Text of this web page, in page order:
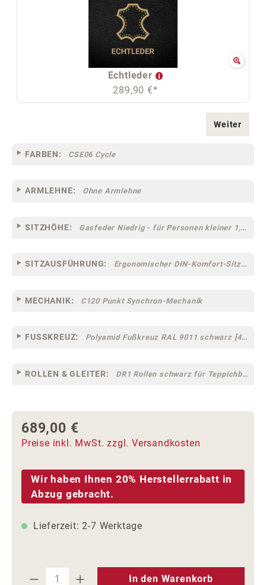
Echtleder
289,90 €*
Weiter
FARBEN: CSE06 Cycle
ARMLEHNE: Ohne Armlehne
SITZHÖHE: Gasfeder Niedrig - für Personen kleiner 1,60 m
SITZAUSFÜHRUNG: Ergonomischer DIN-Komfort-Sitz [75]
MECHANIK: C120 Punkt Synchron-Mechanik
FUSSKREUZ: Polyamid Fußkreuz RAL 9011 schwarz [44]
ROLLEN & GLEITER: DR1 Rollen schwarz für Teppichböden [10]
Regulärer Preis:
689,00 €
Preise inkl. MwSt. zzgl. Versandkosten
Wir haben Ihnen 20% Herstellerrabatt in
Abzug gebracht.
Lieferzeit: 2-7 Werktage
Produkt Anzahl: Gib den
In den Warenkorb